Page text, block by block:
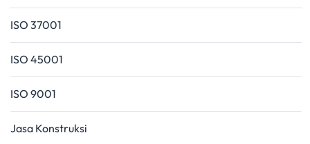
ISO 37001
ISO 45001
ISO 9001
Jasa Konstruksi